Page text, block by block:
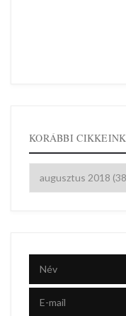
KORÁBBI CIKKEINK